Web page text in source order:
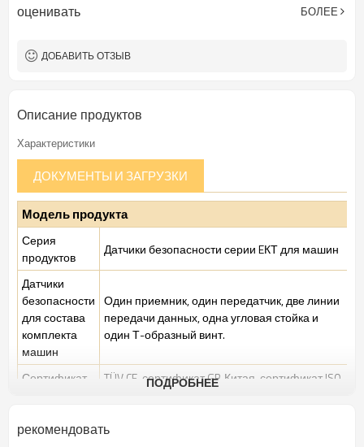
2 выхода безопасности
2 ПНП
Интерфейсный разъем
Сертификация:
оценивать БОЛЕЕ
ДОБАВИТЬ ОТЗЫВ
Описание продуктов
Характеристики
ДОКУМЕНТЫ И ЗАГРУЗКИ
Модель продукта
Серия
продуктов
Датчики безопасности серии EКТ для машин
Датчики
безопасности
для состава
комплекта
машин
Один приемник, один передатчик, две линии
передачи данных, одна угловая стойка и
один Т-образный винт.
Сертификат
TÜV CE, сертификат GB Китая, сертификат ISO
UL-FCC, ТИП 2
упаковка
Стандартная промышленная среда
ПОДРОБНЕЕ
рекомендовать